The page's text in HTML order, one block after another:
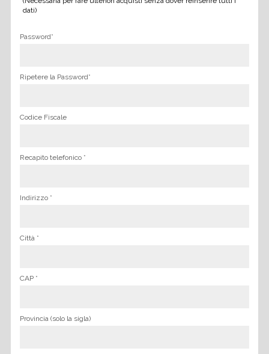
dati)
Password*
Ripetere la Password*
Codice Fiscale
Recapito telefonico *
Indirizzo *
Città *
CAP*
Provincia (solo la sigla)